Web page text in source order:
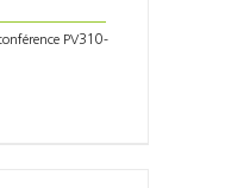
PV310-